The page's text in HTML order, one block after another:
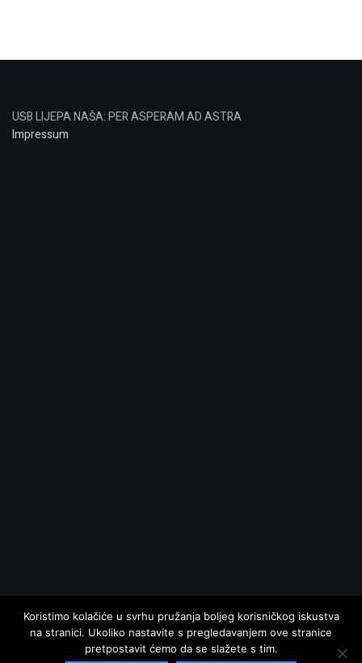
USB LIJEPA NAŠA: PER ASPERAM AD ASTRA
Impressum
Koristimo kolačiće u svrhu pružanja boljeg korisničkog iskustva
na stranici. Ukoliko nastavite s pregledavanjem ove stranice
pretpostavit ćemo da se slažete s tim.